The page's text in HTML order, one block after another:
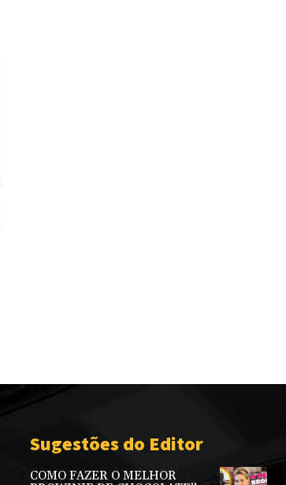
Sugestões do Editor
COMO FAZER O MELHOR